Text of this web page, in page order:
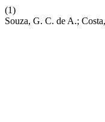
(1)
Souza, G. C. de A.;